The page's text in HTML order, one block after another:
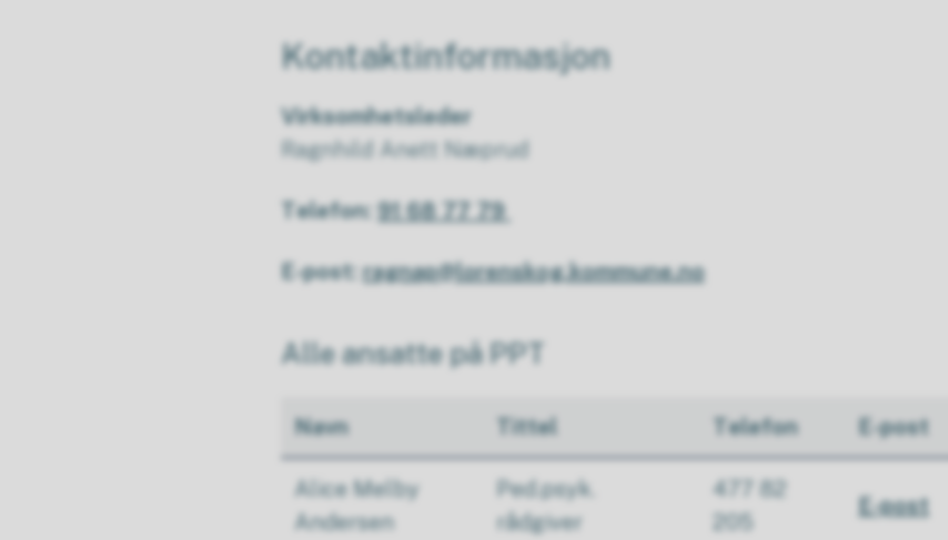
Kontaktinformasjon
Virksomhetsleder
Ragnhild Anett Næprud
Telefon: 91 68 77 79
E-post: ragnap@lorenskog.kommune.no
Alle ansatte på PPT
Navn Tittel Telefon E-post
Alice Melby
Andersen
Ped.psyk.
rådgiver
477 82
205
E-post